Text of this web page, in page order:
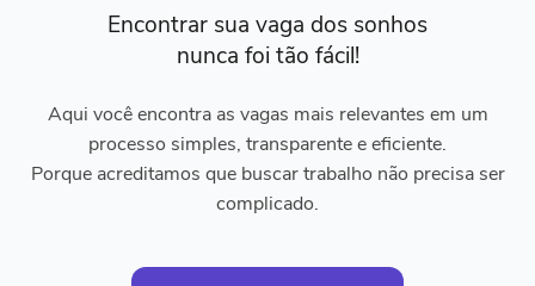
Encontrar sua vaga dos sonhos
nunca foi tão fácil!
Aqui você encontra as vagas mais relevantes em um
processo simples, transparente e eficiente.
Porque acreditamos que buscar trabalho não precisa ser
complicado.